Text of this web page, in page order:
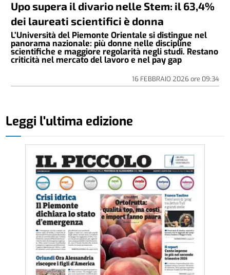
Upo supera il divario nelle Stem: il 63,4%
dei laureati scientifici è donna
L’Università del Piemonte Orientale si distingue nel
panorama nazionale: più donne nelle discipline
scientifiche e maggiore regolarità negli studi. Restano
criticità nel mercato del lavoro e nel pay gap
16 FEBBRAIO 2026ore 09:34
Leggi l'ultima edizione